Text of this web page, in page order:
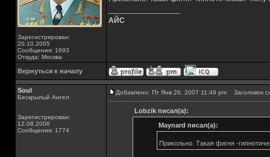
Зарегистрирован:
20.10.2005
Сообщения: 1693
Откуда: Москва
АЙС
Вернуться к началу
Soul
Бескрылый Ангел
Зарегистрирован:
12.08.2006
Сообщения: 1774
Добавлено: Пт Янв 26, 2007 11:49 pm Заголовок
Lobzik писал(а):
Maynard писал(а):
Прикольно. Такая фигня -